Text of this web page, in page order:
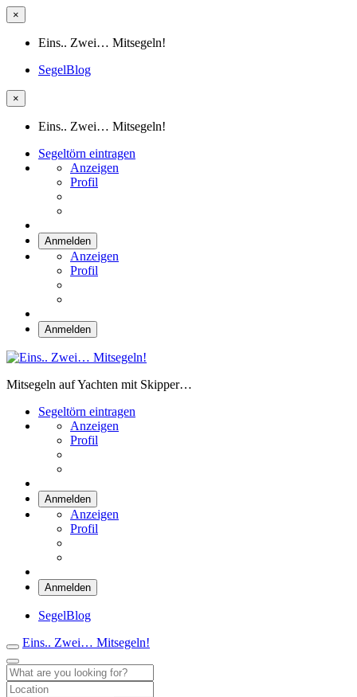
×
Eins.. Zwei… Mitsegeln!
SegelBlog
×
Eins.. Zwei… Mitsegeln!
Segeltörn eintragen
Anzeigen
Profil
Anmelden
Anzeigen
Profil
Anmelden
Mitsegeln auf Yachten mit Skipper…
Segeltörn eintragen
Anzeigen
Profil
Anmelden
Anzeigen
Profil
Anmelden
SegelBlog
Eins.. Zwei… Mitsegeln!